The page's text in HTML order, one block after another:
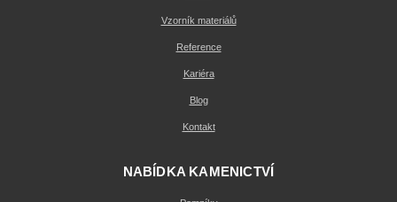
Vzorník materiálů
Reference
Kariéra
Blog
Kontakt
NABÍDKA KAMENICTVÍ